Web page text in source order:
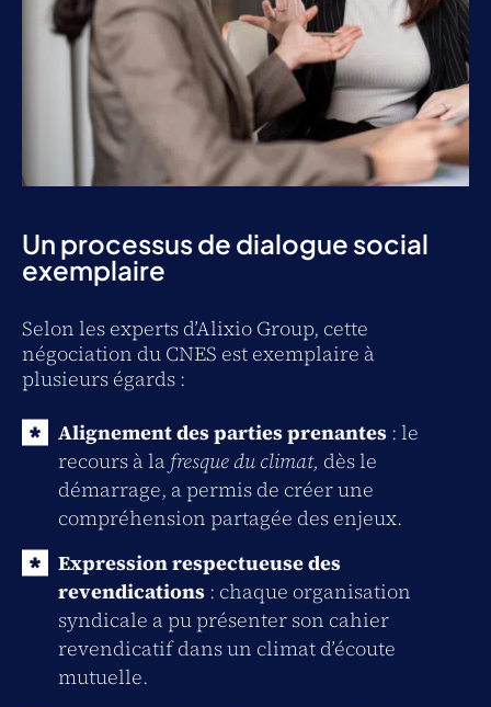
Un processus de dialogue social
exemplaire
Selon les experts d’Alixio Group, cette
négociation du CNES est exemplaire à
plusieurs égards :
Alignement des parties prenantes : le
recours à la fresque du climat, dès le
démarrage, a permis de créer une
compréhension partagée des enjeux.
Expression respectueuse des
revendications : chaque organisation
syndicale a pu présenter son cahier
revendicatif dans un climat d’écoute
mutuelle.